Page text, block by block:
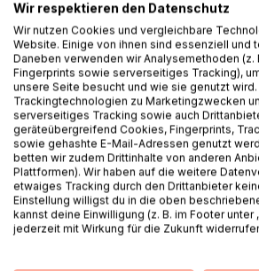
Unsere alltäglichen Haltungen könnnen
ursprünglich reinen, lebendigen Feld
sie werden künstlich irritiert und
irritierte Haltungen haben den
Kopien, selbst wenn sie auf den ersten
erscheinen.
In diesem Buch möchte ich dir von
eigenen Leben erzählen. Darüber wie
Unterschied zwischen dem lebendigen
künstlichen Irritationen in meinem
diesen Unterschied anhand von
Wir respektieren den Datenschutz
Wir nutzen Cookies und vergleichbare
Website. Einige von ihnen sind essenziell und
Daneben verwenden wir Analysemethoden (z.
Fingerprints sowie serverseitiges Tracking),
unsere Seite besucht und wie sie genutzt
Trackingtechnologien zu Marketingzwecken
serverseitiges Tracking sowie auch
geräteübergreifend Cookies, Fingerprints,
sowie gehashte E-Mail-Adressen genutzt
betten wir zudem Drittinhalte von anderen
Plattformen). Wir haben auf die weitere
etwaiges Tracking durch den Drittanbieter
Einstellung willigst du in die oben
kannst deine Einwilligung (z. B. im Footer unter
jederzeit mit Wirkung für die Zukunft